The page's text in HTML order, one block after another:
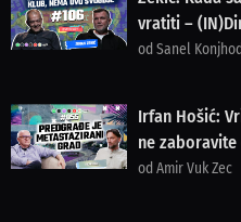
vratiti –
od Sanel
Irfan Hošić:
ne
od Amir Vuk Zec